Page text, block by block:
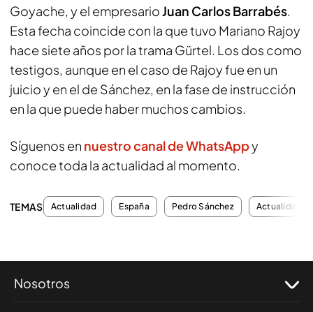
Goyache, y el empresarioJuan Carlos Barrabés.
Esta fecha coincide con la que tuvo Mariano Rajoy
hace siete años por la trama Gürtel. Los dos como
testigos, aunque en el caso de Rajoy fue en un
juicio y en el de Sánchez, en la fase de instrucción
en la que puede haber muchos cambios.
Síguenos en nuestro canal de WhatsAppy
conoce toda la actualidad al momento.
TEMAS Actualidad España Pedro Sánchez Actualidad
Nosotros